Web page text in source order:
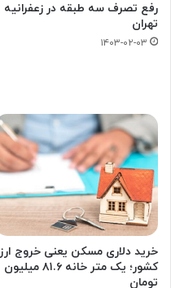
رفع تصرف سه طبقه در زعفرانیه
تهران
۱۴۰۳-۰۲-۰۳
خرید دلاری مسکن یعنی خروج ارز
کشور؛ یک متر خانه ۸۱.۶ میلیون
تومان